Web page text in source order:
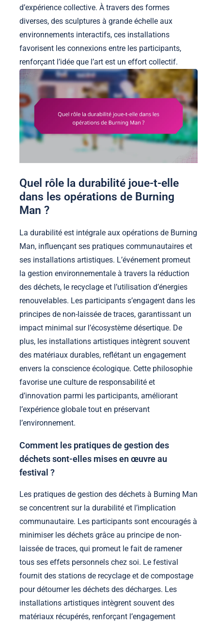
d’expérience collective. À travers des formes
diverses, des sculptures à grande échelle aux
environnements interactifs, ces installations
favorisent les connexions entre les participants,
renforçant l’idée que l’art est un effort collectif.
Quel rôle la durabilité joue-t-elle
dans les opérations de Burning
Man ?
La durabilité est intégrale aux opérations de Burning
Man, influençant ses pratiques communautaires et
ses installations artistiques. L’événement promeut
la gestion environnementale à travers la réduction
des déchets, le recyclage et l’utilisation d’énergies
renouvelables. Les participants s’engagent dans les
principes de non-laissée de traces, garantissant un
impact minimal sur l’écosystème désertique. De
plus, les installations artistiques intègrent souvent
des matériaux durables, reflétant un engagement
envers la conscience écologique. Cette philosophie
favorise une culture de responsabilité et
d’innovation parmi les participants, améliorant
l’expérience globale tout en préservant
l’environnement.
Comment les pratiques de gestion des
déchets sont-elles mises en œuvre au
festival ?
Les pratiques de gestion des déchets à Burning Man
se concentrent sur la durabilité et l’implication
communautaire. Les participants sont encouragés à
minimiser les déchets grâce au principe de non-
laissée de traces, qui promeut le fait de ramener
tous ses effets personnels chez soi. Le festival
fournit des stations de recyclage et de compostage
pour détourner les déchets des décharges. Les
installations artistiques intègrent souvent des
matériaux récupérés, renforçant l’engagement